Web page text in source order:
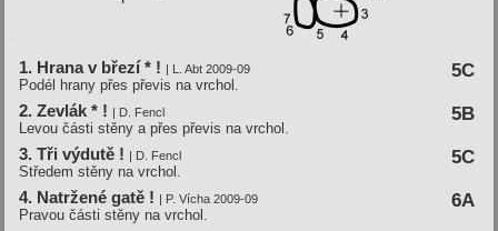
1. Hrana v březí­ * ! | L. Abt 2009-09 5C
Podél hrany přes převis na vrchol.
2. Zevlák * ! | D. Fencl 5B
Levou části stěny a přes převis na vrchol.
3. Tři výdutě ! | D. Fencl 5C
Středem stěny na vrchol.
4. Natržené gatě ! | P. Ví­cha 2009-09 6A
Pravou části stěny na vrchol.